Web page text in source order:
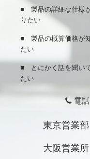
■ 製品の詳細な仕様
りたい
■ 製品の概算価格が
たい
■ とにかく話を聞い
たい
電
東京営業部
大阪営業